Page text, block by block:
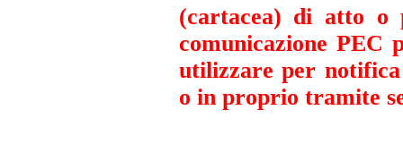
(cartacea) di atto o
comunicazione PEC
utilizzare per
o in proprio tramite